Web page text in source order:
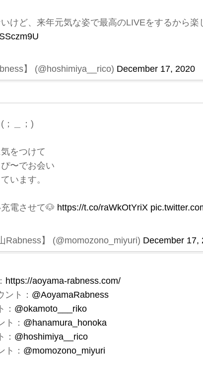
けど、来年元気な姿で最高のLIVEをするから楽
】 (@hoshimiya__rico) December 17, 2020
；＿；)
をつけて
〜でお会い
います。
電させて🐶 https://t.co/raWkOtYriX
】 (@momozono_miyuri) December 17,
https://aoyama-rabness.com/
ト： @AoyamaRabness
： @okamoto___riko
ト： @hanamura_honoka
： @hoshimiya__rico
ト： @momozono_miyuri